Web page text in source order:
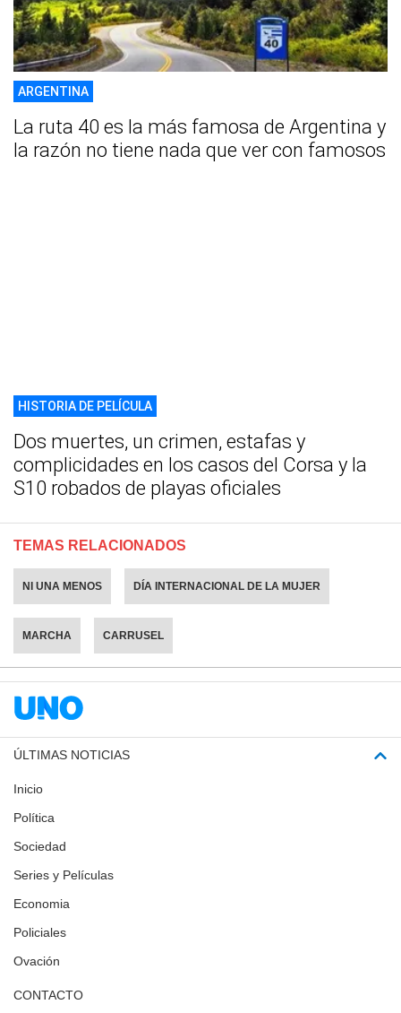
ARGENTINA
La ruta 40 es la más famosa de Argentina y
la razón no tiene nada que ver con famosos
HISTORIA DE PELÍCULA
Dos muertes, un crimen, estafas y
complicidades en los casos del Corsa y la
S10 robados de playas oficiales
TEMAS RELACIONADOS
NI UNA MENOS DÍA INTERNACIONAL DE LA MUJER
MARCHA CARRUSEL
ÚLTIMAS NOTICIAS
Inicio
Política
Sociedad
Series y Películas
Economia
Policiales
Ovación
CONTACTO